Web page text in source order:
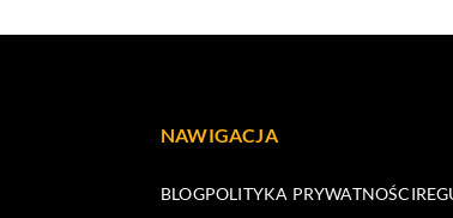
NAWIGACJA
BLOGPOLITYKA PRYWATNOŚCI